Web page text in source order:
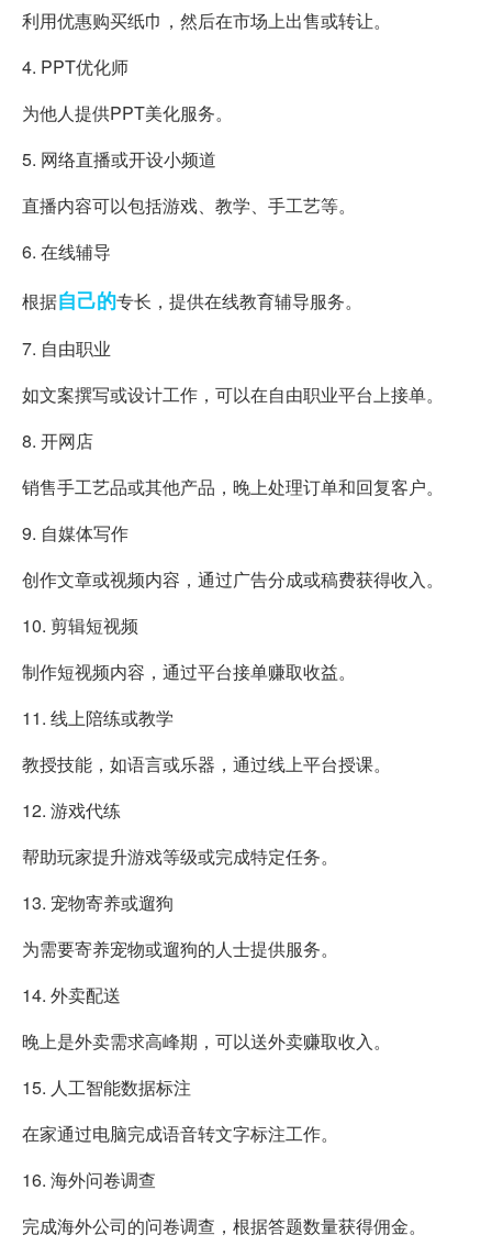
利用优惠购买纸巾，然后在市场上出售或转让。
4. PPT优化师
为他人提供PPT美化服务。
5. 网络直播或开设小频道
直播内容可以包括游戏、教学、手工艺等。
6. 在线辅导
根据自己的专长，提供在线教育辅导服务。
7. 自由职业
如文案撰写或设计工作，可以在自由职业平台上接单。
8. 开网店
销售手工艺品或其他产品，晚上处理订单和回复客户。
9. 自媒体写作
创作文章或视频内容，通过广告分成或稿费获得收入。
10. 剪辑短视频
制作短视频内容，通过平台接单赚取收益。
11. 线上陪练或教学
教授技能，如语言或乐器，通过线上平台授课。
12. 游戏代练
帮助玩家提升游戏等级或完成特定任务。
13. 宠物寄养或遛狗
为需要寄养宠物或遛狗的人士提供服务。
14. 外卖配送
晚上是外卖需求高峰期，可以送外卖赚取收入。
15. 人工智能数据标注
在家通过电脑完成语音转文字标注工作。
16. 海外问卷调查
完成海外公司的问卷调查，根据答题数量获得佣金。